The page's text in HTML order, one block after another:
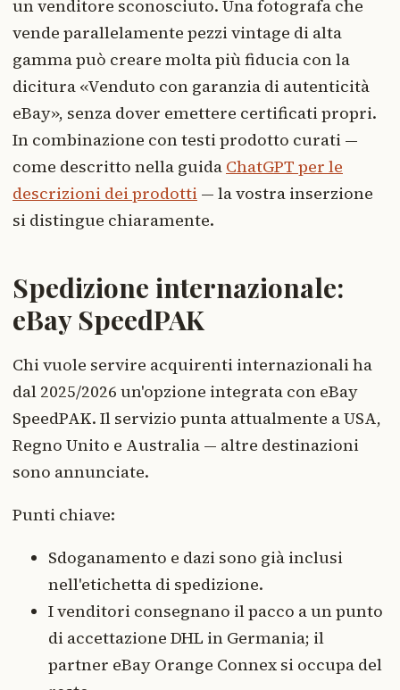
un venditore sconosciuto. Una fotografa che
vende parallelamente pezzi vintage di alta
gamma può creare molta più fiducia con la
dicitura «Venduto con garanzia di autenticità
eBay», senza dover emettere certificati propri.
In combinazione con testi prodotto curati —
come descritto nella guida ChatGPT per le
descrizioni dei prodotti — la vostra inserzione
si distingue chiaramente.
Spedizione internazionale:
eBay SpeedPAK
Chi vuole servire acquirenti internazionali ha
dal 2025/2026 un'opzione integrata con eBay
SpeedPAK. Il servizio punta attualmente a USA,
Regno Unito e Australia — altre destinazioni
sono annunciate.
Punti chiave:
Sdoganamento e dazi sono già inclusi
nell'etichetta di spedizione.
I venditori consegnano il pacco a un punto
di accettazione DHL in Germania; il
partner eBay Orange Connex si occupa del